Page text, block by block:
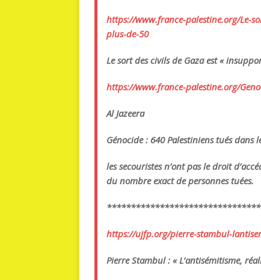
https://www.france-palestine.org/Le-
plus-de-50
Le sort des civils de Gaza est «
https://www.france-palestine.org/
Al Jazeera
Génocide : 640 Palestiniens tués dans
les secouristes n’ont pas le droit
du nombre exact de personnes tuées.
******************************
https://ujfp.org/pierre-stambul-
Pierre Stambul : « L’antisémitisme,